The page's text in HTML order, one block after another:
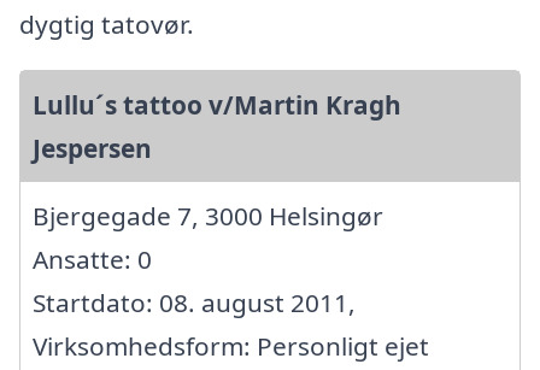
dygtig tatovør.
Lullu´s tattoo v/Martin Kragh
Jespersen
Bjergegade 7, 3000 Helsingør
Ansatte: 0
Startdato: 08. august 2011,
Virksomhedsform: Personligt ejet